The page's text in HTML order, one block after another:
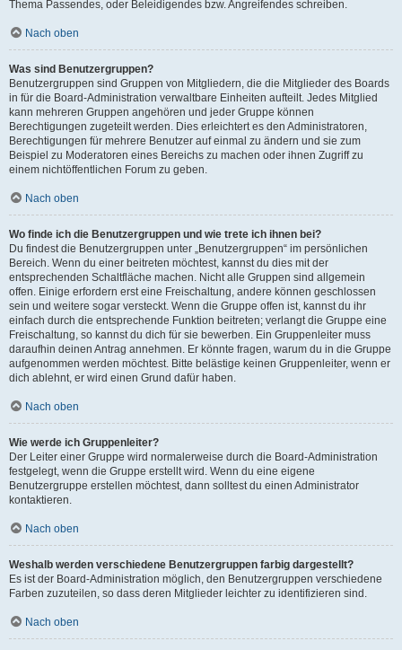
Thema Passendes, oder Beleidigendes bzw. Angreifendes schreiben.
Nach oben
Was sind Benutzergruppen?
Benutzergruppen sind Gruppen von Mitgliedern, die die Mitglieder des Boards
in für die Board-Administration verwaltbare Einheiten aufteilt. Jedes Mitglied
kann mehreren Gruppen angehören und jeder Gruppe können
Berechtigungen zugeteilt werden. Dies erleichtert es den Administratoren,
Berechtigungen für mehrere Benutzer auf einmal zu ändern und sie zum
Beispiel zu Moderatoren eines Bereichs zu machen oder ihnen Zugriff zu
einem nichtöffentlichen Forum zu geben.
Nach oben
Wo finde ich die Benutzergruppen und wie trete ich ihnen bei?
Du findest die Benutzergruppen unter „Benutzergruppen“ im persönlichen
Bereich. Wenn du einer beitreten möchtest, kannst du dies mit der
entsprechenden Schaltfläche machen. Nicht alle Gruppen sind allgemein
offen. Einige erfordern erst eine Freischaltung, andere können geschlossen
sein und weitere sogar versteckt. Wenn die Gruppe offen ist, kannst du ihr
einfach durch die entsprechende Funktion beitreten; verlangt die Gruppe eine
Freischaltung, so kannst du dich für sie bewerben. Ein Gruppenleiter muss
daraufhin deinen Antrag annehmen. Er könnte fragen, warum du in die Gruppe
aufgenommen werden möchtest. Bitte belästige keinen Gruppenleiter, wenn er
dich ablehnt, er wird einen Grund dafür haben.
Nach oben
Wie werde ich Gruppenleiter?
Der Leiter einer Gruppe wird normalerweise durch die Board-Administration
festgelegt, wenn die Gruppe erstellt wird. Wenn du eine eigene
Benutzergruppe erstellen möchtest, dann solltest du einen Administrator
kontaktieren.
Nach oben
Weshalb werden verschiedene Benutzergruppen farbig dargestellt?
Es ist der Board-Administration möglich, den Benutzergruppen verschiedene
Farben zuzuteilen, so dass deren Mitglieder leichter zu identifizieren sind.
Nach oben